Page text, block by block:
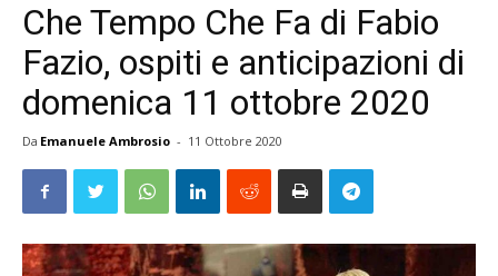
Che Tempo Che Fa di Fabio
Fazio, ospiti e anticipazioni di
domenica 11 ottobre 2020
Da Emanuele Ambrosio - 11 Ottobre 2020